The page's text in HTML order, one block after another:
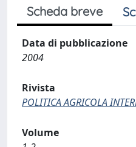
Scheda breve
Data di pubblicazione
2004
Rivista
POLITICA AGRICOLA
Volume